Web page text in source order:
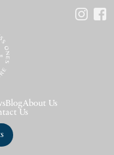
BlogAbout Us
Us